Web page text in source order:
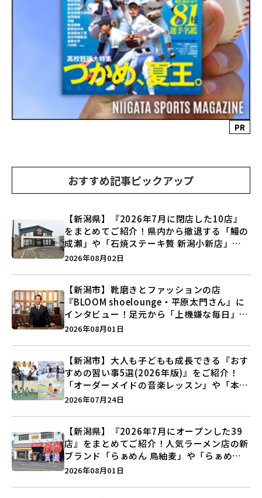
PR
おすすめ記事ピックアップ
【新潟県】『2026年7月に閉店した10店』
をまとめてご紹介！県内から撤退する「鰻の
成瀬」や「石焼ステーキ贅 新潟小新店」が
営業に幕…。
2026年08月02日
【新潟市】靴磨きとファッションの店
『BLOOM shoelounge・平原太門さん』に
インタビュー！足元から「上機嫌な毎日」を
つくる装いの提案とは？
2026年08月01日
【新潟市】大人も子どもも成長できる『おす
すめの習い事5選(2026年版)』をご紹介！
「オーダーメイドの音楽レッスン」や「本格
キックボクシング」で新しい自分を見つけよ
2026年07月24日
【新潟県】『2026年7月にオープンした39
店』をまとめてご紹介！人気ラーメン店の新
ブランド「らぁめん 鳥紬麦」や「らぁめん
しょうがの空」など盛りだくさん♪
2026年08月01日